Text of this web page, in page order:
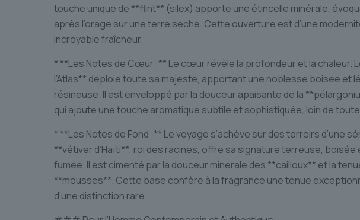
touche unique de **flint** (silex) apporte une étincelle minérale,
après l’orage sur une terre sèche. Cette ouverture est d’une
incroyable fraîcheur.
* **Les Notes de Cœur :** Le cœur révèle la profondeur et la chaleur.
l’Atlas** déploie toute sa majesté, apportant une noblesse boisée et
résineuse. Il est enveloppé par la douceur apaisante de la
qui ajoute une touche aromatique subtile et sophistiquée, loin de
* **Les Notes de Fond :** Le voyage s’achève sur des terroirs d’une
**vétiver d’Haïti**, roi des racines, offre sa signature terreuse,
fumée. Il est cimenté par la douceur minérale des **cailloux** et la
**mousses**. Cette base confère à la fragrance une tenue
d’une distinction rare.